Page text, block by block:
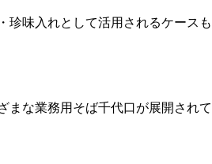
珍味入れとして活用されるケースも
まな業務用そば千代口が展開されて